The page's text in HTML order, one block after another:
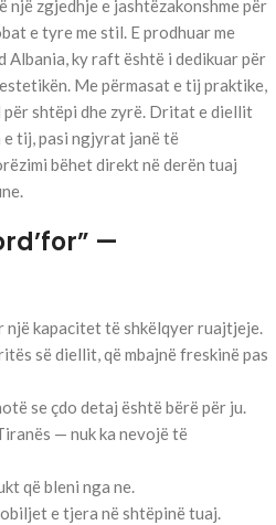
një zgjedhje e jashtëzakonshme për
e tyre me stil. E prodhuar me
Albania, ky raft është i dedikuar për
Me përmasat e tij praktike,
shtëpi dhe zyrë. Dritat e diellit
e tij, pasi ngjyrat janë të
bëhet direkt në derën tuaj
—
kapacitet të shkëlqyer ruajtjeje.
së diellit, që mbajnë freskinë pas
se çdo detaj është bërë për ju.
— nuk ka nevojë të
që bleni nga ne.
e tjera në shtëpinë tuaj.